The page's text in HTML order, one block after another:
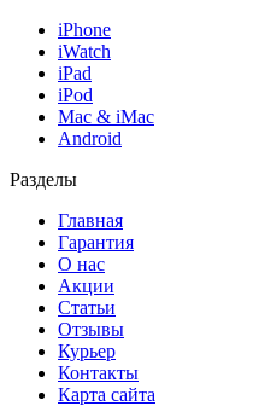
iPhone
iWatch
iPad
iPod
Mac & iMac
Android
Разделы
Главная
Гарантия
О нас
Акции
Статьи
Отзывы
Курьер
Контакты
Карта сайта